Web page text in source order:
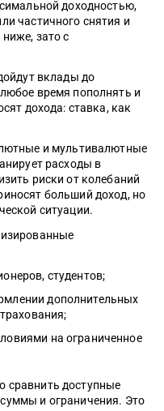
доходностью,
частичного снятия и
зато с
вклады до
время пополнять и
дохода: ставка, как
и мультивалютные
расходы в
риски от колебаний
больший доход, но
ситуации.
студентов;
дополнительных
на ограниченное
сравнить доступные
и ограничения. Это